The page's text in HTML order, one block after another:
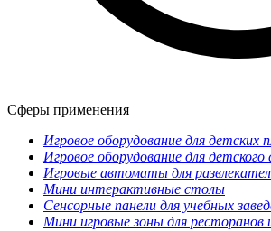
Сферы применения
Игровое оборудование для детских
Игровое оборудование для детского
Игровые автоматы для
Мини интерактивные столы
Сенсорные панели для учебных
Мини игровые зоны для ресторанов